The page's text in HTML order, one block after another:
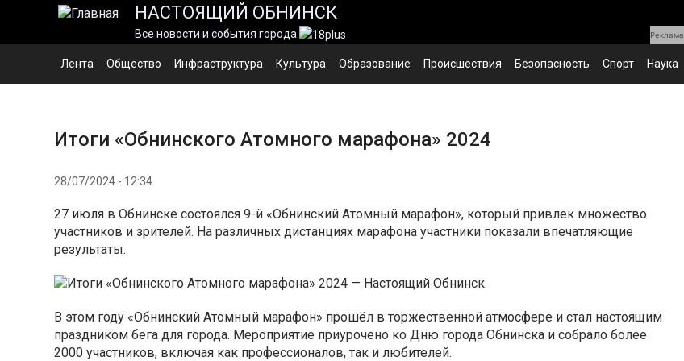
основному
содержанию
НАСТОЯЩИЙ ОБНИНСК
Все новости и события города Реклама
Лента Общество Инфраструктура Культура Образование Происшествия Безопасность Спорт Наука
Итоги «Обнинского Атомного марафона» 2024
28/07/2024 - 12:34
27 июля в Обнинске состоялся 9-й «Обнинский Атомный марафон», который привлек множество
участников и зрителей. На различных дистанциях марафона участники показали впечатляющие
результаты.
В этом году «Обнинский Атомный марафон» прошёл в торжественной атмосфере и стал настоящим
праздником бега для города. Мероприятие приурочено ко Дню города Обнинска и собрало более
2000 участников, включая как профессионалов, так и любителей.